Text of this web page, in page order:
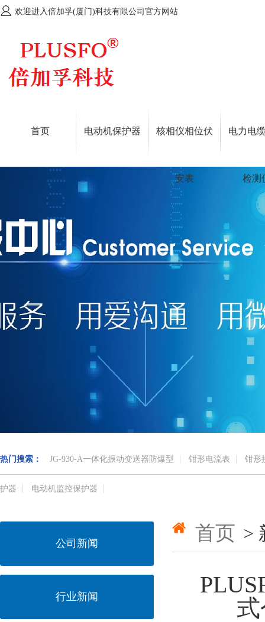
欢迎进入倍加孚(厦门)科技有限公司官方网站
首页 电动机保护器 核相仪相位伏
安表
电力电
检测
热门搜索： JG-930-A一体化振动变送器防爆型 钳形电流表 钳形
护器 电动机监控保护器
公司新闻
行业新闻
首页 >